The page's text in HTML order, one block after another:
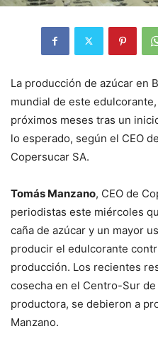
La producción de azúcar en
mundial de este
próximos meses tras un
lo esperado, según el CEO
Copersucar SA.
Tomás Manzano, CEO de
periodistas este miércoles
caña de azúcar y un mayor
producir el edulcorante
producción. Los recientes
cosecha en el Centro-Sur
productora, se debieron a
Manzano.